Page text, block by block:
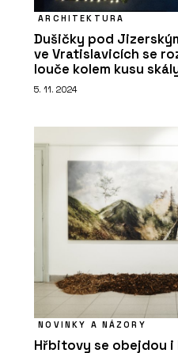
ARCHITEKTURA
Dušičky pod
ve Vratislavicích se
louče kolem kusu
5. 11. 2024
NOVINKY A NÁZORY
Hřbitovy se obejdou i